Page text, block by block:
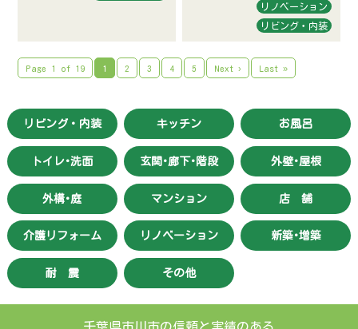
リノベーション
リビング・内装
Page 1 of 19 1 2 3 4 5 Next › Last »
リビング・内装 キッチン お風呂
トイレ･洗面 玄関･廊下･階段 外壁･屋根
外構･庭 マンション 店 舗
介護リフォーム リノベーション 新築･増築
耐 震 その他
千葉県市川市の信頼と実績のある